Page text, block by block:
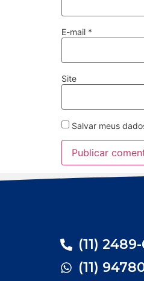
E-mail *
Site
Salvar meus
(11)
(11)